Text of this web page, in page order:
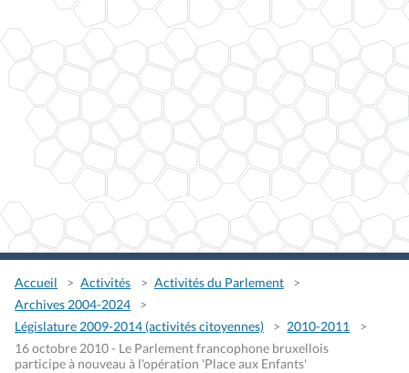
Accueil Activités
Activités du Parlement
Archives 2004-2024
Législature 2009-2014 (activités citoyennes)
2010-2011
16 octobre 2010 - Le Parlement francophone bruxellois
participe à nouveau à l'opération 'Place aux Enfants'